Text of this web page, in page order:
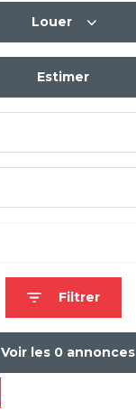
Louer
Estimer
Filtrer
Voir les 0annonces